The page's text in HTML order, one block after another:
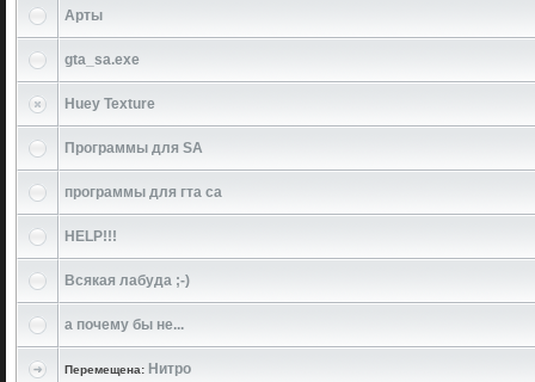
Арты
gta_sa.exe
Huey Texture
Программы для SA
программы для гта са
HELP!!!
Всякая лабуда ;-)
а почему бы не...
Перемещена: Нитро